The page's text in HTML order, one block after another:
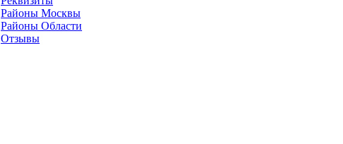
Районы Москвы
Районы Области
Отзывы